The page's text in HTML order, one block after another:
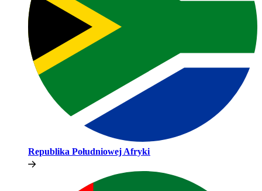
Republika Południowej Afryki​​